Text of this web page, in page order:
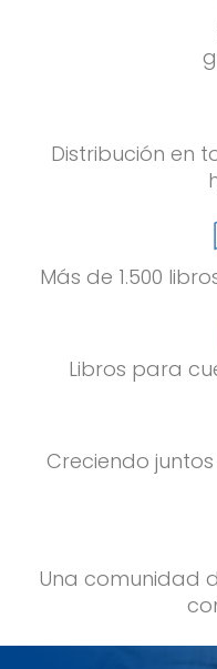
Distribución en
Más de 1.500
Libros para
Creciendo
Una comunidad